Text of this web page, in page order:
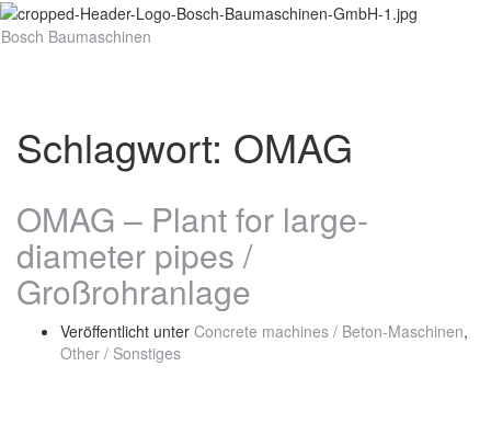
Bosch Baumaschinen
Schlagwort: OMAG
OMAG – Plant for large-
diameter pipes /
Großrohranlage
Veröffentlicht unter Concrete machines / Beton-Maschinen,
Other / Sonstiges